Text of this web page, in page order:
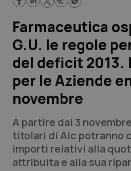
Lavoro e Professioni
Scienza e Farmaci
Studi e Analisi
Lettere al direttore
Edizioni Regionali
QS Pro
Farmaceutica
G.U. le regole
del deficit 2013.
per le Aziende
novembre
A partire dal 3
titolari di Aic potranno
importi relativi alla
attribuita e alla sua